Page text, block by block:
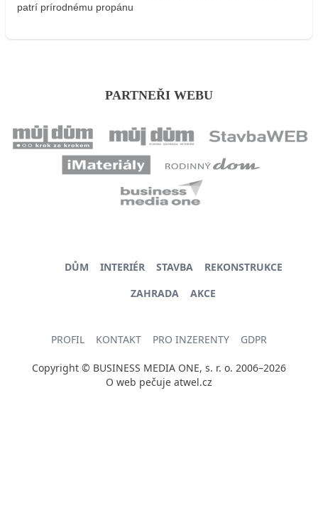
patrí prírodnému propánu
PARTNEŘI WEBU
DŮM INTERIÉR STAVBA
REKONSTRUKCE
ZAHRADA
AKCE
PROFIL KONTAKT PRO INZERENTY GDPR
Copyright © BUSINESS MEDIA ONE, s. r. o. 2006–2026